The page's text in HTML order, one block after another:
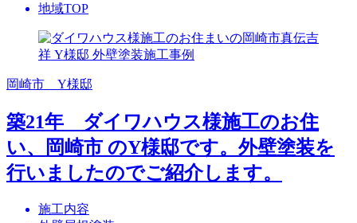
地域TOP
岡崎市 Y様邸
築21年 ダイワハウス様施工のお住
い、岡崎市 のY様邸です。外壁塗装を
行いましたのでご紹介します。
施工内容